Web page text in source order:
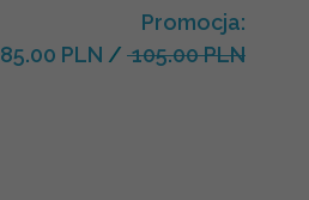
Promocja:
85.00 PLN / 105.00 PLN